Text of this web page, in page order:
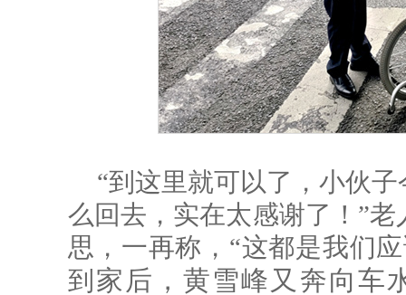
“到这里就可以了，小伙
么回去，实在太感谢了！”
思，一再称，“这都是我们
到 家 后，黄雪峰又奔向车